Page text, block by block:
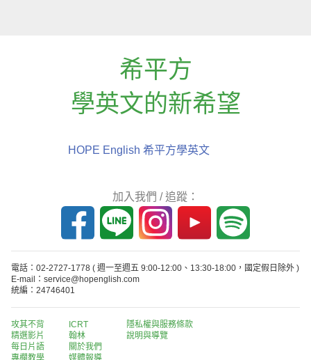
希平方
學英文的新希望
HOPE English 希平方學英文
加入我們 / 追蹤：
電話：02-2727-1778 ( 週一至週五 9:00-12:00、13:30-18:00，國定假日除外 )
E-mail：service@hopenglish.com
統編：24746401
攻其不背
精選影片
每日片語
專欄教學
ICRT
翰林
關於我們
媒體報導
隱私權與服務條款
說明與導覽